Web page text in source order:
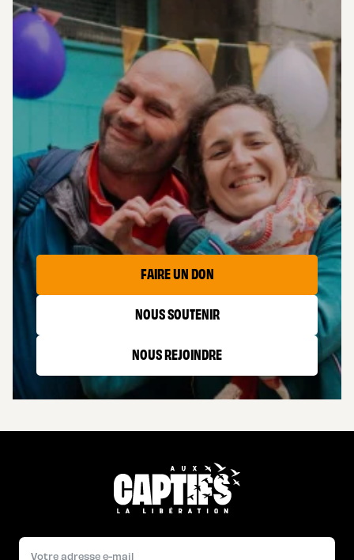
AIDER
LES CAPTIFS
FAIRE UN DON
NOUS SOUTENIR
NOUS REJOINDRE